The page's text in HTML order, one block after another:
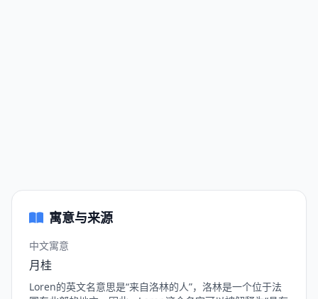
寓意与来源
中文寓意
月桂
Loren的英文名意思是“来自洛林的人”，洛林是一个位于法